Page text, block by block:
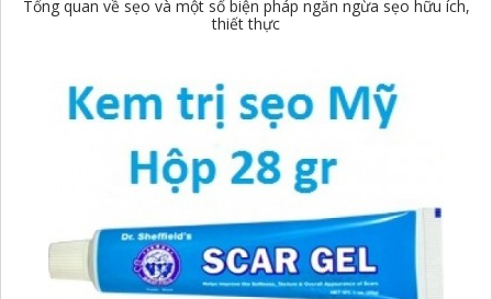
Tổng quan về sẹo và một số biện pháp ngăn ngừa sẹo hữu ích,
thiết thực